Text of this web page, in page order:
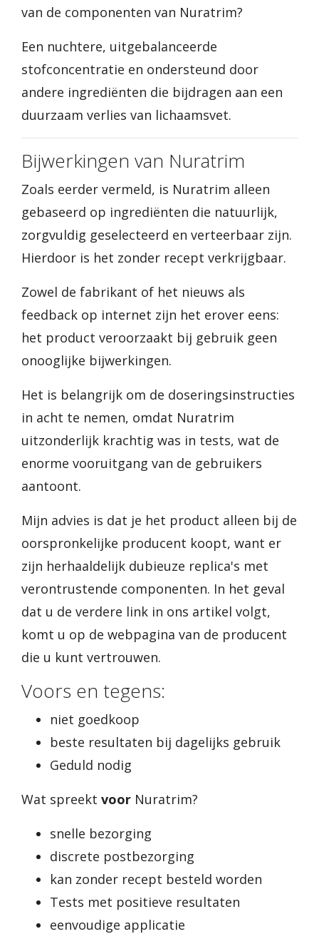
van de componenten van Nuratrim?
Een nuchtere, uitgebalanceerde
stofconcentratie en ondersteund door
andere ingrediënten die bijdragen aan een
duurzaam verlies van lichaamsvet.
Bijwerkingen van Nuratrim
Zoals eerder vermeld, is Nuratrim alleen
gebaseerd op ingrediënten die natuurlijk,
zorgvuldig geselecteerd en verteerbaar zijn.
Hierdoor is het zonder recept verkrijgbaar.
Zowel de fabrikant of het nieuws als
feedback op internet zijn het erover eens:
het product veroorzaakt bij gebruik geen
onooglijke bijwerkingen.
Het is belangrijk om de doseringsinstructies
in acht te nemen, omdat Nuratrim
uitzonderlijk krachtig was in tests, wat de
enorme vooruitgang van de gebruikers
aantoont.
Mijn advies is dat je het product alleen bij de
oorspronkelijke producent koopt, want er
zijn herhaaldelijk dubieuze replica's met
verontrustende componenten. In het geval
dat u de verdere link in ons artikel volgt,
komt u op de webpagina van de producent
die u kunt vertrouwen.
Voors en tegens:
niet goedkoop
beste resultaten bij dagelijks gebruik
Geduld nodig
Wat spreekt voor Nuratrim?
snelle bezorging
discrete postbezorging
kan zonder recept besteld worden
Tests met positieve resultaten
eenvoudige applicatie